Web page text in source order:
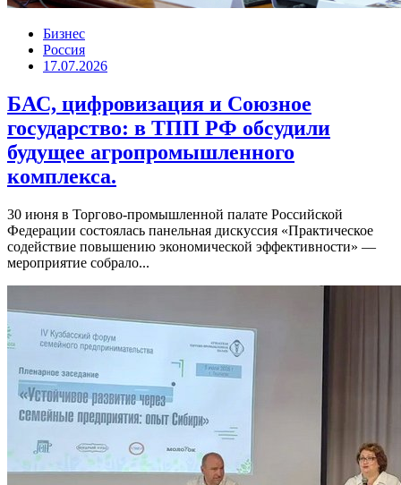
Бизнес
Россия
17.07.2026
БАС, цифровизация и Союзное
государство: в ТПП РФ обсудили
будущее агропромышленного
комплекса.
30 июня в Торгово-промышленной палате Российской
Федерации состоялась панельная дискуссия «Практическое
содействие повышению экономической эффективности» —
мероприятие собрало...